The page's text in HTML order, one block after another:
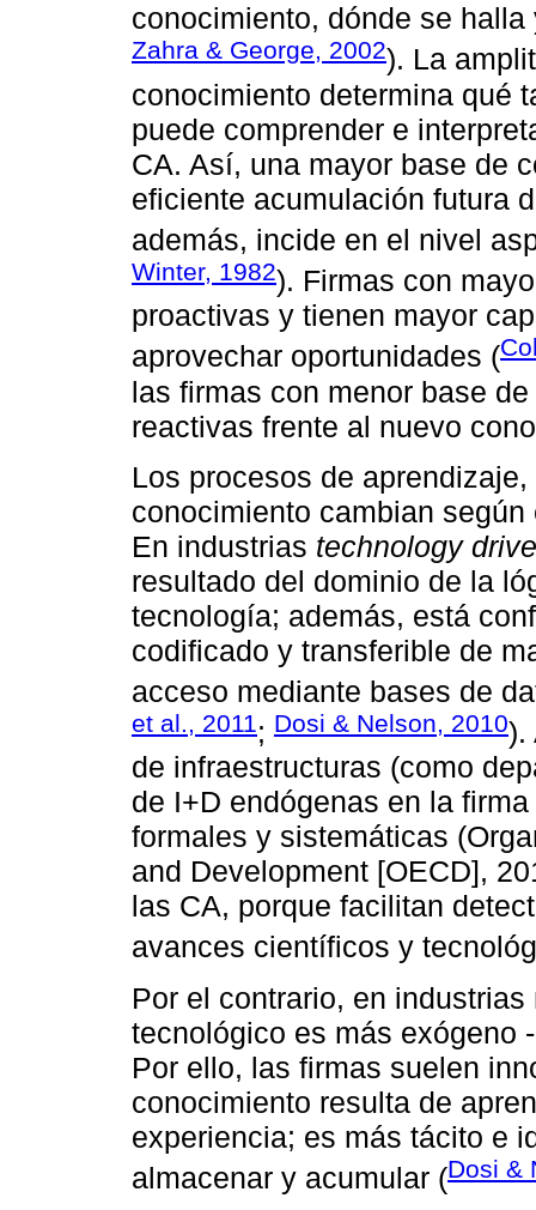
conocimiento, dónde se
Zahra & George, 2002). La
conocimiento determina qué
puede comprender e
CA. Así, una mayor base de
eficiente acumulación futura
además, incide en el nivel
Winter, 1982). Firmas con
proactivas y tienen mayor
aprovechar oportunidades (
las firmas con menor base
reactivas frente al nuevo
Los procesos de
conocimiento cambian
En industrias technology
resultado del dominio de la
tecnología; además, está
codificado y transferible de
acceso mediante bases de
et al., 2011; Dosi & Nelson, 2010).
de infraestructuras (como
de I+D endógenas en la
formales y sistemáticas
and Development [OECD],
las CA, porque facilitan
avances científicos y
Por el contrario, en
tecnológico es más exógeno
Por ello, las firmas suelen
conocimiento resulta de
experiencia; es más tácito e
almacenar y acumular (Dosi &